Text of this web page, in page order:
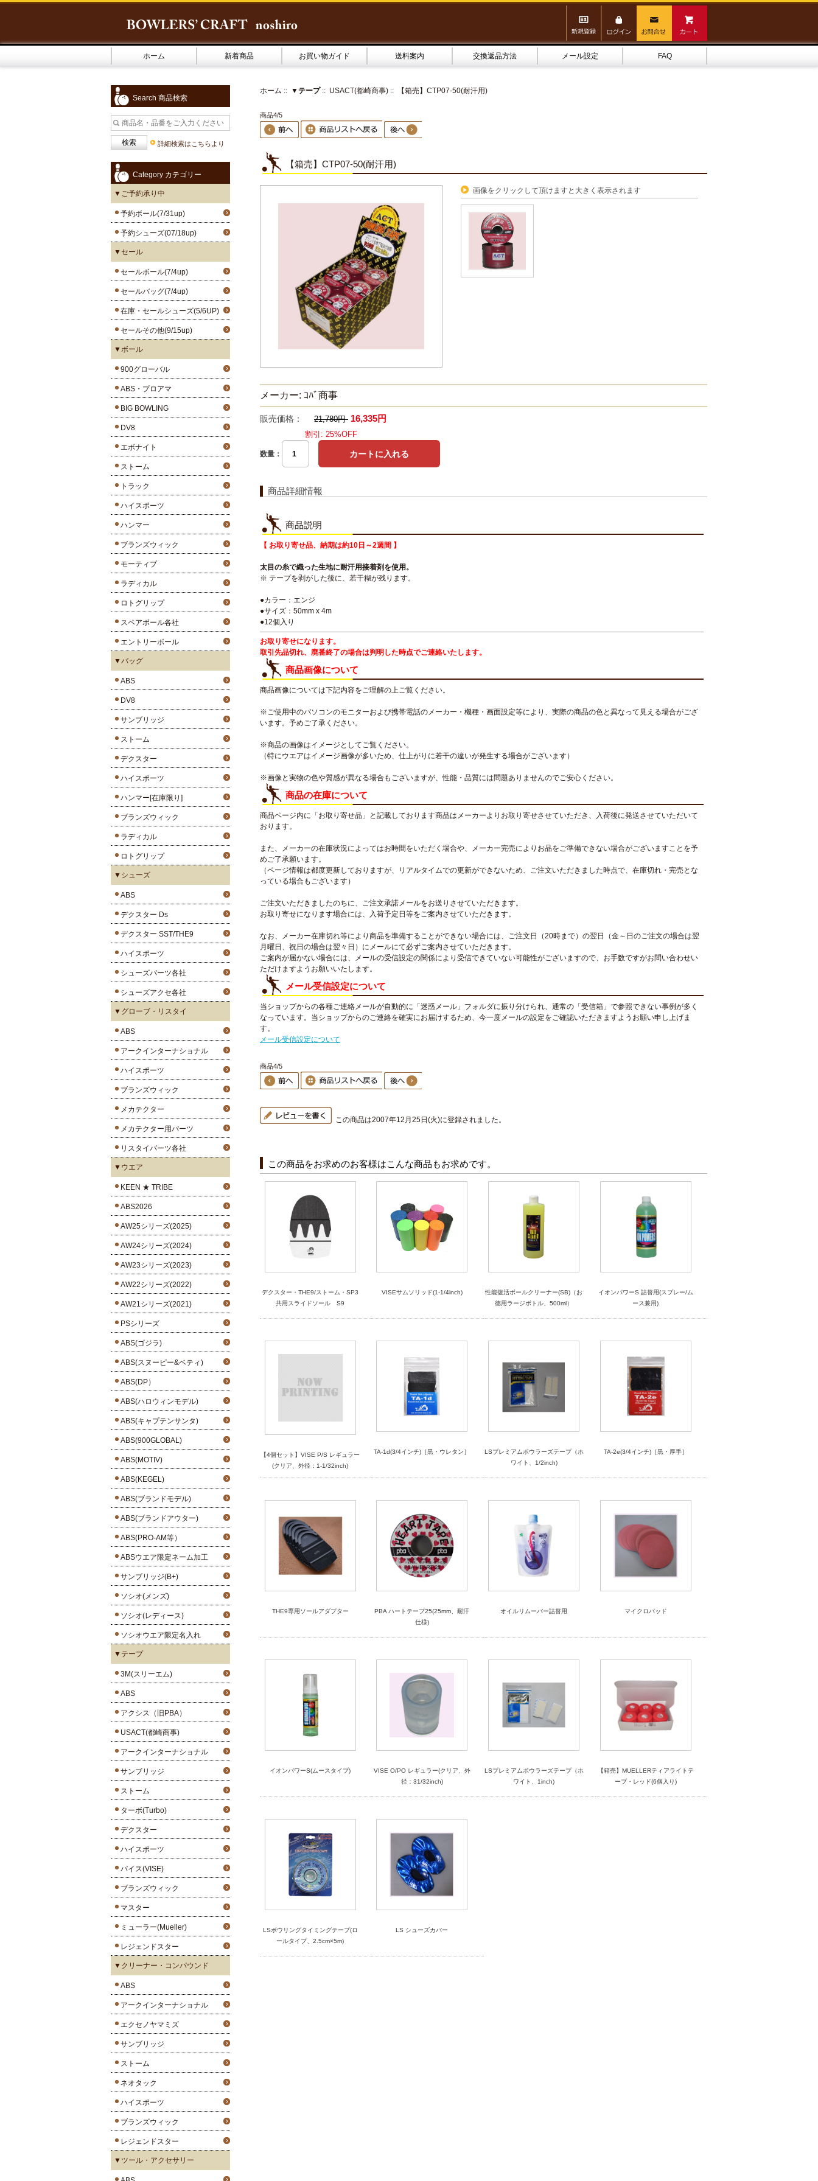
ホーム 新着商品 お買い物ガイド 送料案内 交換返品方法 メール設定 FAQ
Search 商品検索
詳細検索はこちらより
Category カテゴリー
▼ご予約承り中
予約ボール(7/31up)
予約シューズ(07/18up)
▼セール
セールボール(7/4up)
セールバッグ(7/4up)
在庫・セールシューズ(5/6UP)
セールその他(9/15up)
▼ボール
900グローバル
ABS・プロアマ
BIG BOWLING
DV8
エボナイト
ストーム
トラック
ハイスポーツ
ハンマー
ブランズウィック
モーティブ
ラディカル
ロトグリップ
スペアボール各社
エントリーボール
▼バッグ
ABS
DV8
サンブリッジ
ストーム
デクスター
ハイスポーツ
ハンマー[在庫限り]
ブランズウィック
ラディカル
ロトグリップ
▼シューズ
ABS
デクスター Ds
デクスター SST/THE9
ハイスポーツ
シューズパーツ各社
シューズアクセ各社
▼グローブ・リスタイ
ABS
アークインターナショナル
ハイスポーツ
ブランズウィック
メカテクター
メカテクター用パーツ
リスタイパーツ各社
▼ウエア
KEEN ★ TRIBE
ABS2026
AW25シリーズ(2025)
AW24シリーズ(2024)
AW23シリーズ(2023)
AW22シリーズ(2022)
AW21シリーズ(2021)
PSシリーズ
ABS(ゴジラ)
ABS(スヌーピー&ベティ)
ABS(DP）
ABS(ハロウィンモデル)
ABS(キャプテンサンタ)
ABS(900GLOBAL)
ABS(MOTIV)
ABS(KEGEL)
ABS(ブランドモデル)
ABS(ブランドアウター)
ABS(PRO-AM等）
ABSウエア限定ネーム加工
サンブリッジ(B+)
ソシオ(メンズ)
ソシオ(レディース)
ソシオウエア限定名入れ
▼テープ
3M(スリーエム)
ABS
アクシス（旧PBA）
USACT(都崎商事)
アークインターナショナル
サンブリッジ
ストーム
ターボ(Turbo)
デクスター
ハイスポーツ
バイス(VISE)
ブランズウィック
マスター
ミューラー(Mueller)
レジェンドスター
▼クリーナー・コンパウンド
ABS
アークインターナショナル
エクセノヤマミズ
サンブリッジ
ストーム
ネオタック
ハイスポーツ
ブランズウィック
レジェンドスター
▼ツール・アクセサリー
ホーム :: ▼テープ:: USACT(都崎商事) :: 【箱売】CTP07-50(耐汗用)
商品4/5
【箱売】CTP07-50(耐汗用)
画像をクリックして頂けますと大きく表示されます
メーカー: ｺﾊﾞ商事
販売価格： 21,780円 16,335円
割引: 25%OFF
数量：
商品詳細情報
商品説明
【 お取り寄せ品、納期は約10日～2週間 】
太目の糸で織った生地に耐汗用接着剤を使用。
※ テープを剥がした後に、若干糊が残ります。
●カラー：エンジ
●サイズ：50mm x 4m
●12個入り
お取り寄せになります。
取引先品切れ、廃番終了の場合は判明した時点でご連絡いたします。
商品画像について
商品画像については下記内容をご理解の上ご覧ください。
※ご使用中のパソコンのモニターおよび携帯電話のメーカー・機種・画面設定等により、実際の商品の色と異なって見える場合がござ
います。予めご了承ください。
※商品の画像はイメージとしてご覧ください。
（特にウエアはイメージ画像が多いため、仕上がりに若干の違いが発生する場合がございます）
※画像と実物の色や質感が異なる場合もございますが、性能・品質には問題ありませんのでご安心ください。
商品の在庫について
商品ページ内に「お取り寄せ品」と記載しております商品はメーカーよりお取り寄せさせていただき、入荷後に発送させていただいて
おります。
また、メーカーの在庫状況によってはお時間をいただく場合や、メーカー完売によりお品をご準備できない場合がございますことを予
めご了承願います。
（ページ情報は都度更新しておりますが、リアルタイムでの更新ができないため、ご注文いただきました時点で、在庫切れ・完売とな
っている場合もございます）
ご注文いただきましたのちに、ご注文承諾メールをお送りさせていただきます。
お取り寄せになります場合には、入荷予定日等をご案内させていただきます。
なお、メーカー在庫切れ等により商品を準備することができない場合には、ご注文日（20時まで）の翌日（金～日のご注文の場合は翌
月曜日、祝日の場合は翌々日）にメールにて必ずご案内させていただきます。
ご案内が届かない場合には、メールの受信設定の関係により受信できていない可能性がございますので、お手数ですがお問い合わせい
ただけますようお願いいたします。
メール受信設定について
当ショップからの各種ご連絡メールが自動的に「迷惑メール」フォルダに振り分けられ、通常の「受信箱」で参照できない事例が多く
なっています。当ショップからのご連絡を確実にお届けするため、今一度メールの設定をご確認いただきますようお願い申し上げま
す。
メール受信設定について
商品4/5
この商品は2007年12月25日(火)に登録されました。
この商品をお求めのお客様はこんな商品もお求めです。
デクスター・THE9/ストーム・SP3
共用スライドソール S9
VISEサムソリッド(1-1/4inch)
性能復活ボールクリーナー(SB)（お
徳用ラージボトル、500ml）
イオンパワーS 詰替用(スプレー/ム
ース兼用)
【4個セット】VISE P/S レギュラー
(クリア、外径：1-1/32inch)
TA-1d(3/4インチ)［黒・ウレタン］
LSプレミアムボウラーズテープ（ホ
ワイト、1/2inch)
TA-2e(3/4インチ)［黒・厚手］
THE9専用ソールアダプター
PBA ハートテープ25(25mm、耐汗
仕様)
オイルリムーバー詰替用 マイクロパッド
イオンパワーS(ムースタイプ)
VISE O/PO レギュラー(クリア、外
径：31/32inch)
LSプレミアムボウラーズテープ（ホ
ワイト、1inch)
【箱売】MUELLERティアライトテ
ープ・レッド(6個入り)
LSボウリングタイミングテープ(ロ
ールタイプ、2.5cm×5m)
LS シューズカバー